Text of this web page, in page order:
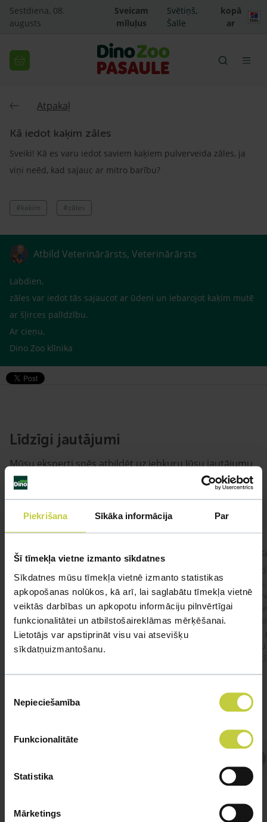
Piekrišana Sīkāka informācija Par
Šī tīmekļa vietne izmanto sīkdatnes
Sīkdatnes mūsu tīmekļa vietnē izmanto statistikas
apkopošanas nolūkos, kā arī, lai saglabātu tīmekļa vietnē
veiktās darbības un apkopotu informāciju pilnvērtīgai
funkcionalitātei un atbilstošaireklāmas mērķēšanai.
Lietotājs var apstiprināt visu vai atsevišķu
sīkdatņuizmantošanu.
izvēle
Nepieciešamība
Funkcionalitāte
Statistika
Mārketings
Sestdiena, 08.
augusts
Sveicam
mīluļus
Svētiņš,
Šalle
kopā
ar
Atpakaļ
Kā iedot kaķim zāles
Sveiki! Kā es varu iedot saviem kaķiem pulverveida zāles, ja
viņi neēd, kad sajauc ar mitro barību?
#kakim #zāles
Atbild Veterinārārsts, Veterinārārsts
Labdien,
zāles var iedot tās sajaucot ar ūdeni un iebarojot kaķim mutē
ar šļirces palīdzību.
Ar cieņu,
Dino Zoo klīnika
Līdzīgi jautājumi
Mūsu eksperti spēs atbildēt uz jebkuru Jūsu jautājumu
kaķis apēdis plēvi
garnelēm kārbiņās apakšā.Kādas sekas varētu
būt?Kā kaķis varētu reağēt...Ko darīt?
#kakis #apedis #plevi